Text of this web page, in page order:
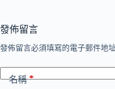
發佈留言
發佈留言必須填寫的電子郵件地
名稱*